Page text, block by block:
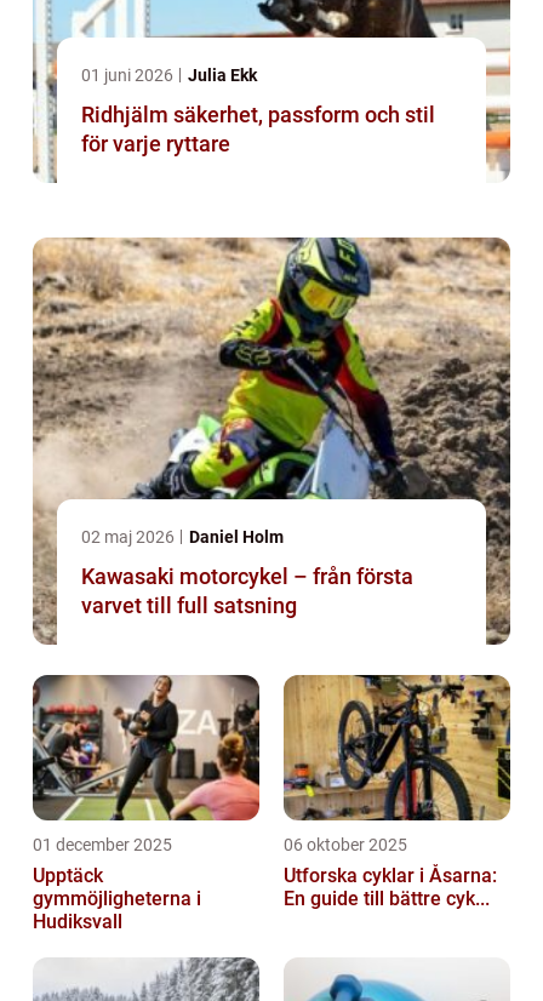
01 juni 2026 Julia Ekk
Ridhjälm säkerhet, passform och stil
för varje ryttare
02 maj 2026 Daniel Holm
Kawasaki motorcykel – från första
varvet till full satsning
01 december 2025
Upptäck
gymmöjligheterna i
Hudiksvall
06 oktober 2025
Utforska cyklar i Åsarna:
En guide till bättre cyk...